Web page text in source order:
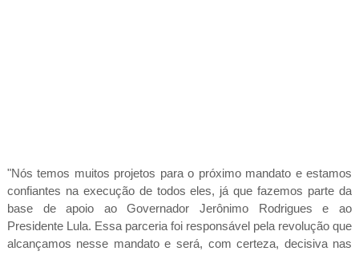
"Nós temos muitos projetos para o próximo mandato e estamos
confiantes na execução de todos eles, já que fazemos parte da
base de apoio ao Governador Jerônimo Rodrigues e ao
Presidente Lula. Essa parceria foi responsável pela revolução que
alcançamos nesse mandato e será, com certeza, decisiva nas